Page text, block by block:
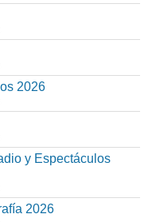
2026
y Espectáculos
2026